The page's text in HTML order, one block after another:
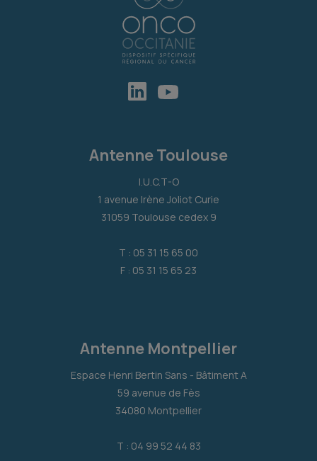
Antenne Toulouse
I.U.C.T-O
1 avenue Irène Joliot Curie
31059 Toulouse cedex 9
T : 05 31 15 65 00
F : 05 31 15 65 23
Antenne Montpellier
Espace Henri Bertin Sans - Bâtiment A
59 avenue de Fès
34080 Montpellier
T : 04 99 52 44 83